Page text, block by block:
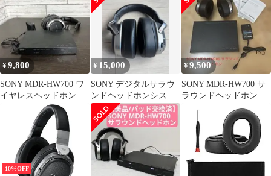
型 MDR-HW700DS
rdzdsi3
¥9,800
SONY MDR-HW700 ワ
イヤレスヘッドホン
¥ 15,000
SONY デジタルサラウ
ンドヘッドホンシステ
ム MDR-HW700DS
¥9,500
SONY MDR-HW700 サ
ラウンドヘッドホン
10%OFF